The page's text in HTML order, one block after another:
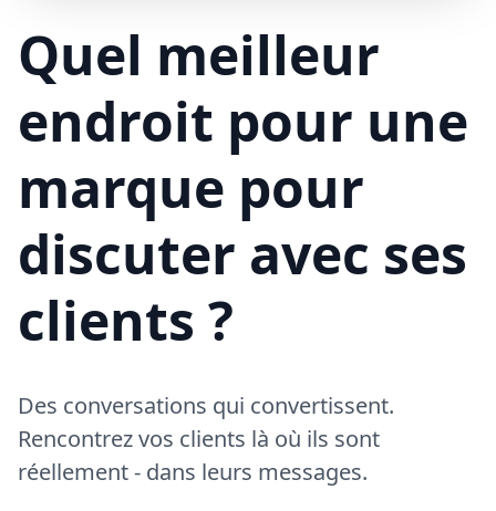
Quel meilleur
endroit pour une
marque pour
discuter avec ses
clients ?
Des conversations qui convertissent.
Rencontrez vos clients là où ils sont
réellement - dans leurs messages.